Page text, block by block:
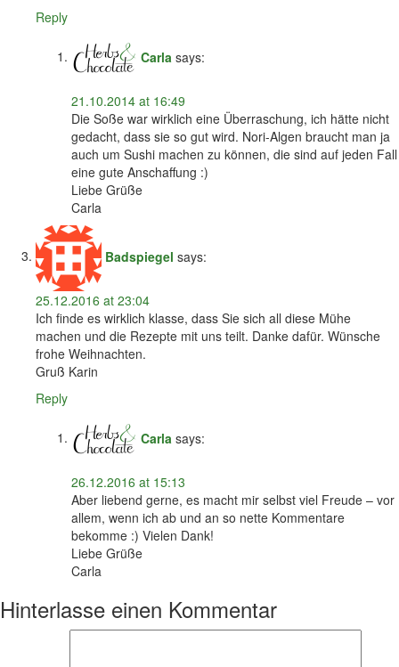
Reply
Carla says:
21.10.2014 at 16:49
Die Soße war wirklich eine Überraschung, ich hätte nicht
gedacht, dass sie so gut wird. Nori-Algen braucht man ja
auch um Sushi machen zu können, die sind auf jeden Fall
eine gute Anschaffung :)
Liebe Grüße
Carla
Badspiegel says:
25.12.2016 at 23:04
Ich finde es wirklich klasse, dass Sie sich all diese Mühe
machen und die Rezepte mit uns teilt. Danke dafür. Wünsche
frohe Weihnachten.
Gruß Karin
Reply
Carla says:
26.12.2016 at 15:13
Aber liebend gerne, es macht mir selbst viel Freude – vor
allem, wenn ich ab und an so nette Kommentare
bekomme :) Vielen Dank!
Liebe Grüße
Carla
Hinterlasse einen Kommentar